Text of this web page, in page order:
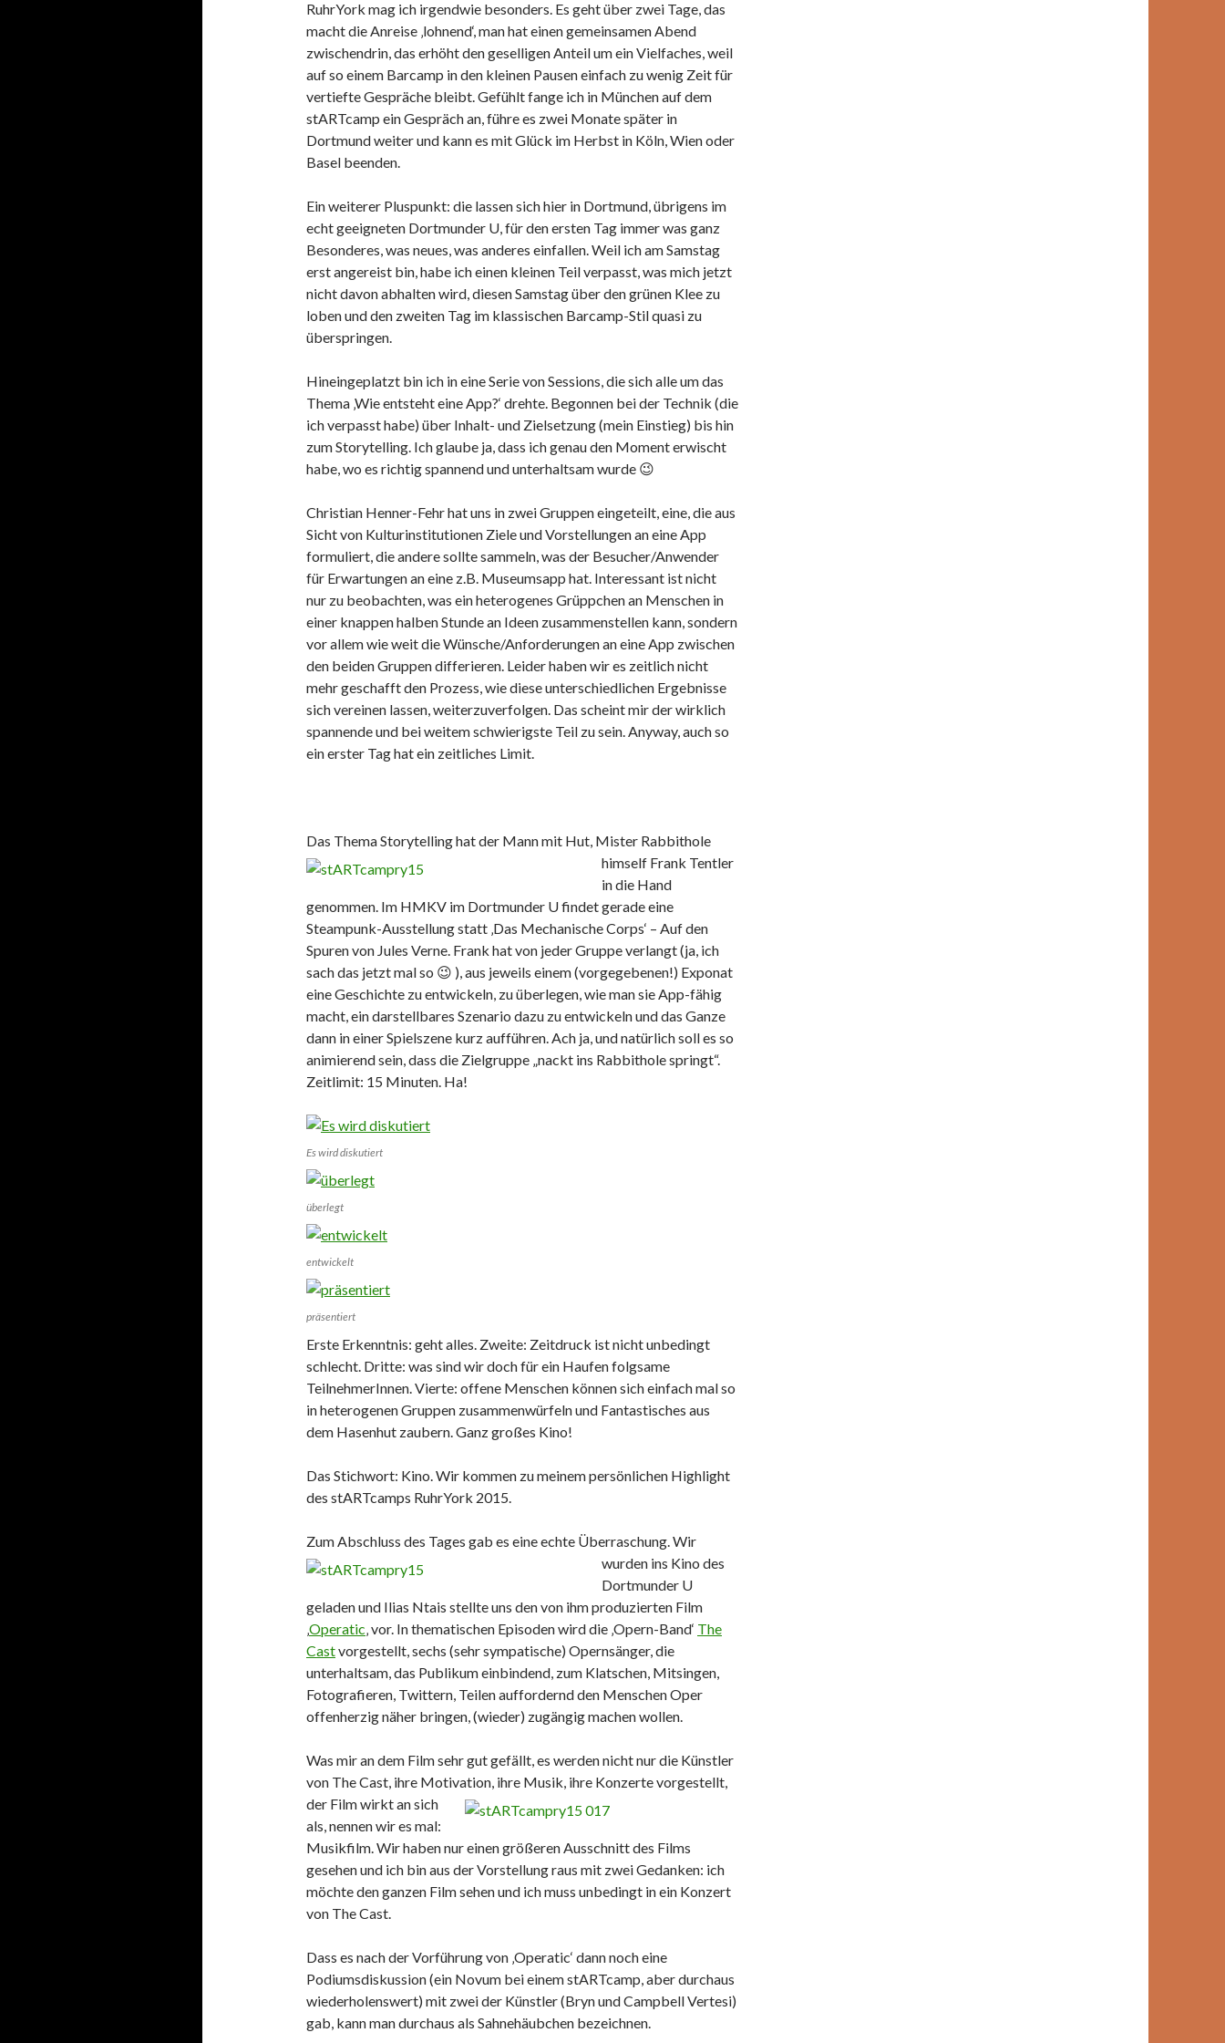
RuhrYork mag ich irgendwie besonders. Es geht über zwei Tage, das
macht die Anreise ‚lohnend‘, man hat einen gemeinsamen Abend
zwischendrin, das erhöht den geselligen Anteil um ein Vielfaches, weil
auf so einem Barcamp in den kleinen Pausen einfach zu wenig Zeit für
vertiefte Gespräche bleibt. Gefühlt fange ich in München auf dem
stARTcamp ein Gespräch an, führe es zwei Monate später in
Dortmund weiter und kann es mit Glück im Herbst in Köln, Wien oder
Basel beenden.
Ein weiterer Pluspunkt: die lassen sich hier in Dortmund, übrigens im
echt geeigneten Dortmunder U, für den ersten Tag immer was ganz
Besonderes, was neues, was anderes einfallen. Weil ich am Samstag
erst angereist bin, habe ich einen kleinen Teil verpasst, was mich jetzt
nicht davon abhalten wird, diesen Samstag über den grünen Klee zu
loben und den zweiten Tag im klassischen Barcamp-Stil quasi zu
überspringen.
Hineingeplatzt bin ich in eine Serie von Sessions, die sich alle um das
Thema ‚Wie entsteht eine App?‘ drehte. Begonnen bei der Technik (die
ich verpasst habe) über Inhalt- und Zielsetzung (mein Einstieg) bis hin
zum Storytelling. Ich glaube ja, dass ich genau den Moment erwischt
habe, wo es richtig spannend und unterhaltsam wurde 😉
Christian Henner-Fehr hat uns in zwei Gruppen eingeteilt, eine, die aus
Sicht von Kulturinstitutionen Ziele und Vorstellungen an eine App
formuliert, die andere sollte sammeln, was der Besucher/Anwender
für Erwartungen an eine z.B. Museumsapp hat. Interessant ist nicht
nur zu beobachten, was ein heterogenes Grüppchen an Menschen in
einer knappen halben Stunde an Ideen zusammenstellen kann, sondern
vor allem wie weit die Wünsche/Anforderungen an eine App zwischen
den beiden Gruppen differieren. Leider haben wir es zeitlich nicht
mehr geschafft den Prozess, wie diese unterschiedlichen Ergebnisse
sich vereinen lassen, weiterzuverfolgen. Das scheint mir der wirklich
spannende und bei weitem schwierigste Teil zu sein. Anyway, auch so
ein erster Tag hat ein zeitliches Limit.
Das Thema Storytelling hat der Mann mit Hut, Mister Rabbithole
himself Frank Tentler
in die Hand
genommen. Im HMKV im Dortmunder U findet gerade eine
Steampunk-Ausstellung statt ‚Das Mechanische Corps‘ – Auf den
Spuren von Jules Verne. Frank hat von jeder Gruppe verlangt (ja, ich
sach das jetzt mal so 😉 ), aus jeweils einem (vorgegebenen!) Exponat
eine Geschichte zu entwickeln, zu überlegen, wie man sie App-fähig
macht, ein darstellbares Szenario dazu zu entwickeln und das Ganze
dann in einer Spielszene kurz aufführen. Ach ja, und natürlich soll es so
animierend sein, dass die Zielgruppe „nackt ins Rabbithole springt“.
Zeitlimit: 15 Minuten. Ha!
Es wird diskutiert
überlegt
entwickelt
präsentiert
Erste Erkenntnis: geht alles. Zweite: Zeitdruck ist nicht unbedingt
schlecht. Dritte: was sind wir doch für ein Haufen folgsame
TeilnehmerInnen. Vierte: offene Menschen können sich einfach mal so
in heterogenen Gruppen zusammenwürfeln und Fantastisches aus
dem Hasenhut zaubern. Ganz großes Kino!
Das Stichwort: Kino. Wir kommen zu meinem persönlichen Highlight
des stARTcamps RuhrYork 2015.
Zum Abschluss des Tages gab es eine echte Überraschung. Wir
wurden ins Kino des
Dortmunder U
geladen und Ilias Ntais stellte uns den von ihm produzierten Film
‚Operatic‚ vor. In thematischen Episoden wird die ‚Opern-Band‘ The
Castvorgestellt, sechs (sehr sympatische) Opernsänger, die
unterhaltsam, das Publikum einbindend, zum Klatschen, Mitsingen,
Fotografieren, Twittern, Teilen auffordernd den Menschen Oper
offenherzig näher bringen, (wieder) zugängig machen wollen.
Was mir an dem Film sehr gut gefällt, es werden nicht nur die Künstler
von The Cast, ihre Motivation, ihre Musik, ihre Konzertevorgestellt,
der Film wirkt an sich
als, nennen wir es mal:
Musikfilm. Wir haben nur einen größeren Ausschnitt des Films
gesehen und ich bin aus der Vorstellung raus mit zwei Gedanken: ich
möchte den ganzen Film sehen und ich muss unbedingt in ein Konzert
von The Cast.
Dass es nach der Vorführung von ‚Operatic‘ dann noch eine
Podiumsdiskussion (ein Novum bei einem stARTcamp, aber durchaus
wiederholenswert) mit zwei der Künstler (Bryn und Campbell Vertesi)
gab, kann man durchaus als Sahnehäubchen bezeichnen.